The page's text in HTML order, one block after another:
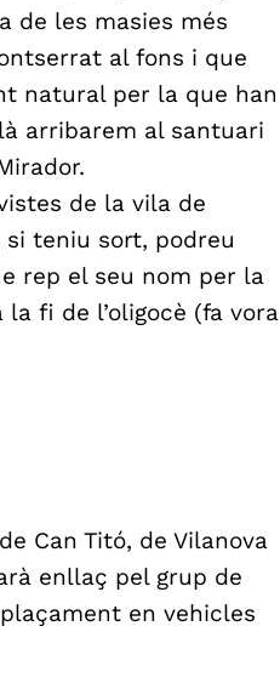
de les masies més
al fons i que
natural per la que han
arribarem al santuari
de la vila de
teniu sort, podreu
rep el seu nom per la
fi de l’oligocè (fa vora
Can Titó, de Vilanova
enllaç pel grup de
en vehicles